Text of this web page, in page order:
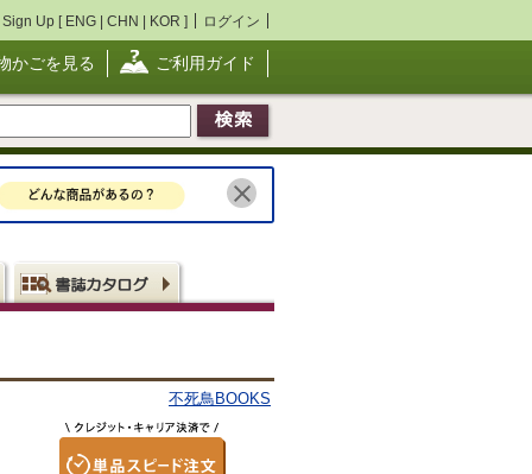
Sign Up [ ENG | CHN | KOR ] ログイン
かごを見る ご利用ガイド
不死鳥BOOKS